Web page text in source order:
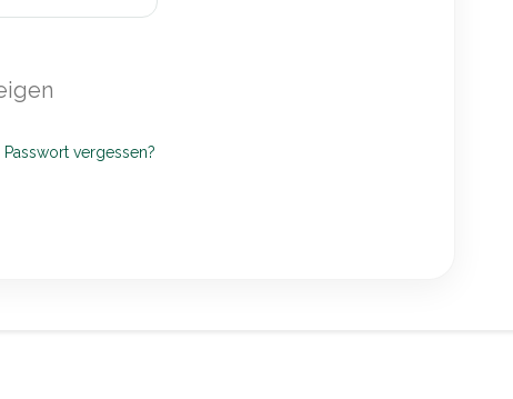
Passwort vergessen?